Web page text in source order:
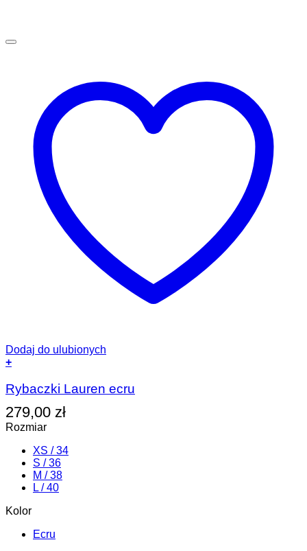
Dodaj do ulubionych
+
produkt
ma
wiele
wariantów.
można
wybrać
stronie
Rybaczki Lauren ecru
279,00 zł
Rozmiar
XS / 34
S / 36
M / 38
L / 40
Kolor
Ecru